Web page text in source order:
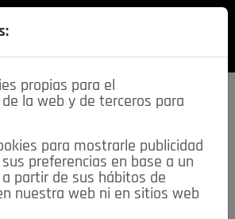
descarga esta
REVISTA
propias para el
la web y de terceros para
para mostrarle publicidad
preferencias en base a un
partir de sus hábitos de
nuestra web ni en sitios web